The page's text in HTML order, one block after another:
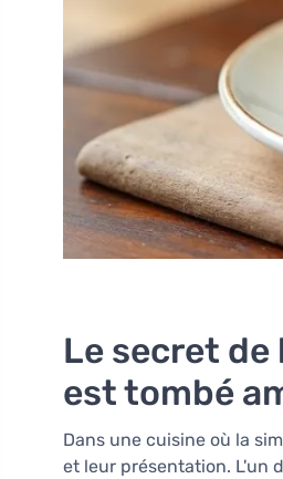
Le secret
est tombé
Dans une cuisine où la
et leur présentation. L'un